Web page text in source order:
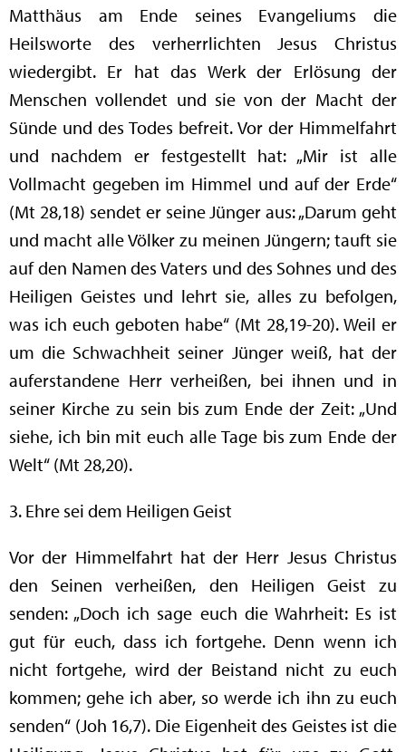
Matthäus am Ende seines Evangeliums die
Heilsworte des verherrlichten Jesus Christus
wiedergibt. Er hat das Werk der Erlösung der
Menschen vollendet und sie von der Macht der
Sünde und des Todes befreit. Vor der Himmelfahrt
und nachdem er festgestellt hat: „Mir ist alle
Vollmacht gegeben im Himmel und auf der Erde“
(Mt 28,18) sendet er seine Jünger aus: „Darum geht
und macht alle Völker zu meinen Jüngern; tauft sie
auf den Namen des Vaters und des Sohnes und des
Heiligen Geistes und lehrt sie, alles zu befolgen,
was ich euch geboten habe“ (Mt 28,19-20). Weil er
um die Schwachheit seiner Jünger weiß, hat der
auferstandene Herr verheißen, bei ihnen und in
seiner Kirche zu sein bis zum Ende der Zeit: „Und
siehe, ich bin mit euch alle Tage bis zum Ende der
Welt“ (Mt 28,20).
3. Ehre sei dem Heiligen Geist
Vor der Himmelfahrt hat der Herr Jesus Christus
den Seinen verheißen, den Heiligen Geist zu
senden: „Doch ich sage euch die Wahrheit: Es ist
gut für euch, dass ich fortgehe. Denn wenn ich
nicht fortgehe, wird der Beistand nicht zu euch
kommen; gehe ich aber, so werde ich ihn zu euch
senden“ (Joh 16,7). Die Eigenheit des Geistes ist die